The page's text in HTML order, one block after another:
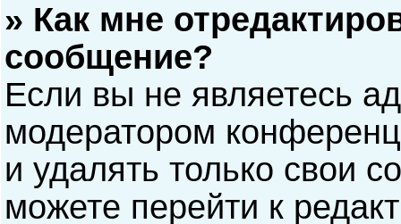
» Как мне
сообщение?
Если вы не являетесь
модератором
и удалять только свои
можете перейти к